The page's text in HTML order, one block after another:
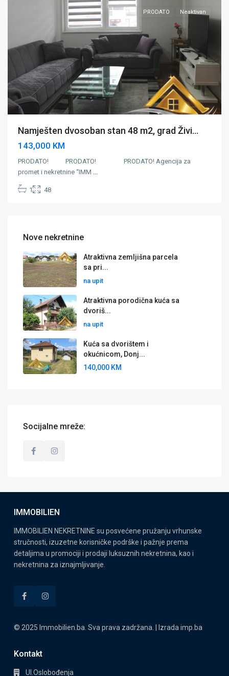
PRODATO Neaktivan
Namješten dvosoban stan 48 m2, grad Živi...
143,000 KM
PRODATO! PRODATO! PRODATO! Agencija za
promet i nekretnine “IMM ...
1 48
Nove nekretnine
Atraktivna zemljišna parcela
sa pri...
na upit
Atraktivna porodična kuća sa
dvoriš...
na upit
Kuća sa dvorištem i
okućnicom, Donj...
140,000 KM
Socijalne mreže:
IMMOBILIEN
IMMOBILIEN NEKRETNINE su posvećene pružanju vrhunske
stručnosti, izuzetne korisničke podrške i pažnje prema
detaljima u promociji i prodaji luksuznih nekretnina, kao i
nekretnina za iznajmljivanje.
© 2025 Immobilien.ba. Sva prava zadržana. | Izrada imp.ba
Kontakt
Ul.Oslobođenja